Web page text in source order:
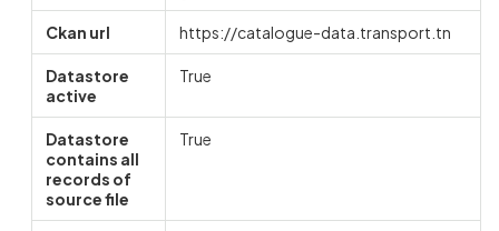
Ckan url https://catalogue-data.transport.tn
Datastore
active
True
Datastore
contains all
records of
source file
True